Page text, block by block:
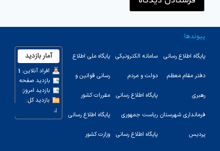
پیوندها
پایگاه اطلاع رسانی
دفتر مقام معظم
رهبری
فرمانداری شهرستان
پردیس
سامانه الکترونیکی
دولت و مردم
پایگاه اطلاع رسانی
ریاست جمهوری
پایگاه اطلاع رسانی
پایگاه ملی اطلاع
رسانی قوانین و
مقررات کشور
پایگاه اطلاع رسانی
وزارت کشور